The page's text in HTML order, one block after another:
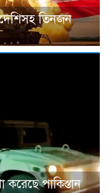
তিনজন
করেছে পাকিস্তান